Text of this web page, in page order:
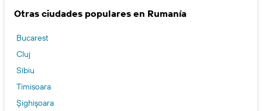
Otras ciudades populares en Rumanía
Bucarest
Cluj
Sibiu
Timisoara
Şighişoara